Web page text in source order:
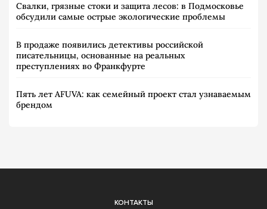
Свалки, грязные стоки и защита лесов: в Подмосковье
обсудили самые острые экологические проблемы
В продаже появились детективы российской
писательницы, основанные на реальных
преступлениях во Франкфурте
Пять лет AFUVA: как семейный проект стал узнаваемым
брендом
КОНТАКТЫ